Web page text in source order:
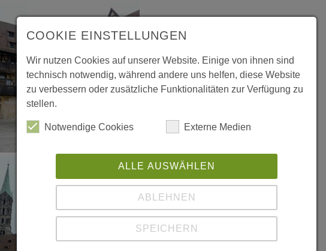
COOKIE EINSTELLUNGEN
Wir nutzen Cookies auf unserer Website. Einige von ihnen sind
technisch notwendig, während andere uns helfen, diese Website
zu verbessern oder zusätzliche Funktionalitäten zur Verfügung zu
stellen.
Notwendige Cookies Externe Medien
ALLE AUSWÄHLEN
ABLEHNEN
SPEICHERN